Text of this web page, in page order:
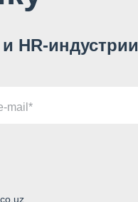
HR-индустрии
mail